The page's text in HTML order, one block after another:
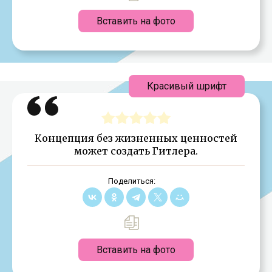
Вставить на фото
Концепция без жизненных ценностей
может создать Гитлера.
Поделиться:
Вставить на фото
Красивый шрифт